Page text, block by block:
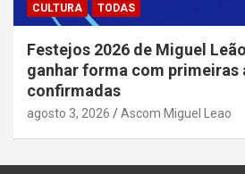
CULTURA TODAS
Festejos 2026 de Miguel
ganhar forma com primeiras
confirmadas
agosto 3, 2026 Ascom Miguel Leao